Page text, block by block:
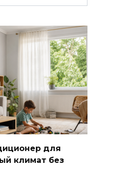
для
климат без